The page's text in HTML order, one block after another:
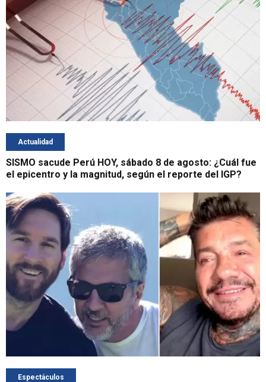
Actualidad
SISMO sacude Perú HOY, sábado 8 de agosto: ¿Cuál fue
el epicentro y la magnitud, según el reporte del IGP?
Espectáculos